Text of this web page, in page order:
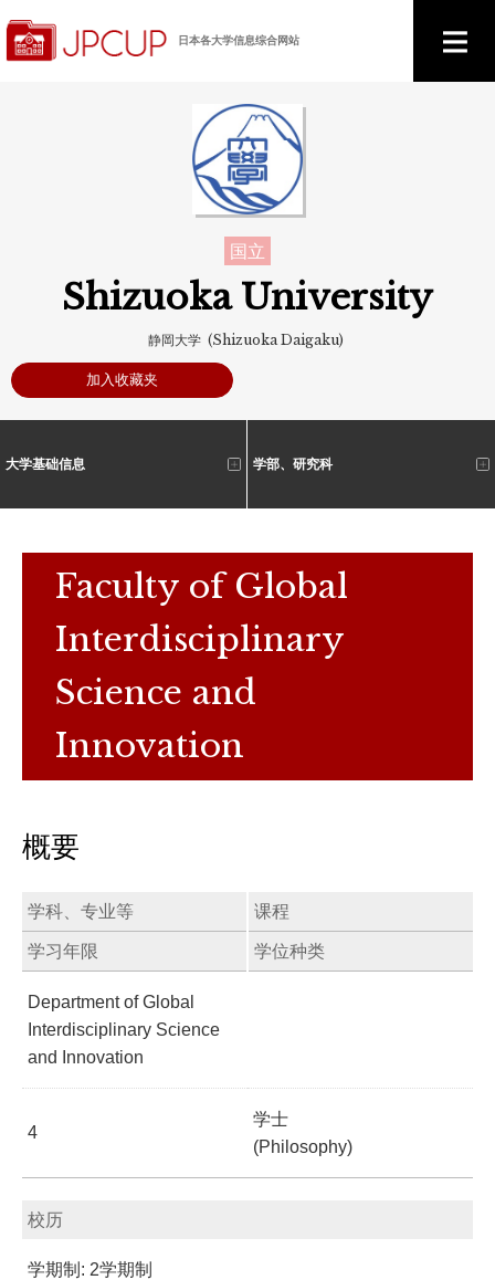
日本各大学信息综合网站
国立
Shizuoka University
静岡大学 (Shizuoka Daigaku)
加入收藏夹
大学基础信息 学部、研究科
Faculty of Global
Interdisciplinary
Science and
Innovation
概要
学科、专业等 课程
学习年限 学位种类
Department of Global
Interdisciplinary Science
and Innovation
4
学士
(Philosophy)
校历
学期制: 2学期制